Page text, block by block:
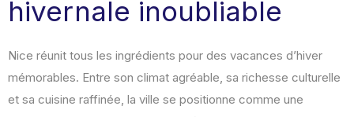
hivernale inoubliable
Nice réunit tous les ingrédients pour des vacances d’hiver
mémorables. Entre son climat agréable, sa richesse culturelle
et sa cuisine raffinée, la ville se positionne comme une